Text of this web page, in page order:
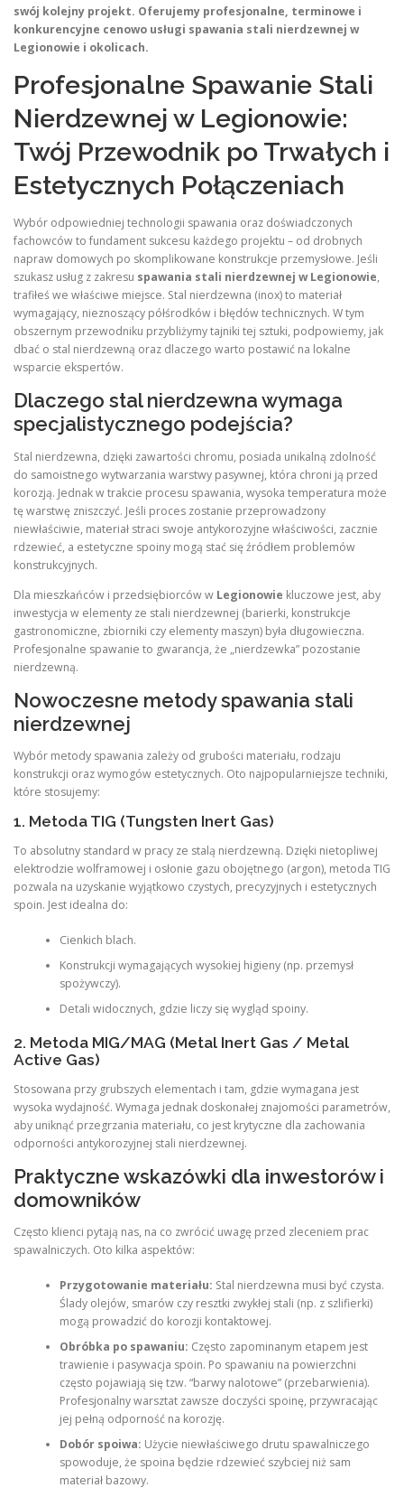
swój kolejny projekt. Oferujemy profesjonalne, terminowe i
konkurencyjne cenowo usługi spawania stali nierdzewnej w
Legionowie i okolicach.
Profesjonalne Spawanie Stali
Nierdzewnej w Legionowie:
Twój Przewodnik po Trwałych i
Estetycznych Połączeniach
Wybór odpowiedniej technologii spawania oraz doświadczonych
fachowców to fundament sukcesu każdego projektu – od drobnych
napraw domowych po skomplikowane konstrukcje przemysłowe. Jeśli
szukasz usług z zakresu spawania stali nierdzewnej w Legionowie,
trafiłeś we właściwe miejsce. Stal nierdzewna (inox) to materiał
wymagający, nieznoszący półśrodków i błędów technicznych. W tym
obszernym przewodniku przybliżymy tajniki tej sztuki, podpowiemy, jak
dbać o stal nierdzewną oraz dlaczego warto postawić na lokalne
wsparcie ekspertów.
Dlaczego stal nierdzewna wymaga
specjalistycznego podejścia?
Stal nierdzewna, dzięki zawartości chromu, posiada unikalną zdolność
do samoistnego wytwarzania warstwy pasywnej, która chroni ją przed
korozją. Jednak w trakcie procesu spawania, wysoka temperatura może
tę warstwę zniszczyć. Jeśli proces zostanie przeprowadzony
niewłaściwie, materiał straci swoje antykorozyjne właściwości, zacznie
rdzewieć, a estetyczne spoiny mogą stać się źródłem problemów
konstrukcyjnych.
Dla mieszkańców i przedsiębiorców w Legionowie kluczowe jest, aby
inwestycja w elementy ze stali nierdzewnej (barierki, konstrukcje
gastronomiczne, zbiorniki czy elementy maszyn) była długowieczna.
Profesjonalne spawanie to gwarancja, że „nierdzewka” pozostanie
nierdzewną.
Nowoczesne metody spawania stali
nierdzewnej
Wybór metody spawania zależy od grubości materiału, rodzaju
konstrukcji oraz wymogów estetycznych. Oto najpopularniejsze techniki,
które stosujemy:
1. Metoda TIG (Tungsten Inert Gas)
To absolutny standard w pracy ze stalą nierdzewną. Dzięki nietopliwej
elektrodzie wolframowej i osłonie gazu obojętnego (argon), metoda TIG
pozwala na uzyskanie wyjątkowo czystych, precyzyjnych i estetycznych
spoin. Jest idealna do:
Cienkich blach.
Konstrukcji wymagających wysokiej higieny (np. przemysł
spożywczy).
Detali widocznych, gdzie liczy się wygląd spoiny.
2. Metoda MIG/MAG (Metal Inert Gas / Metal
Active Gas)
Stosowana przy grubszych elementach i tam, gdzie wymagana jest
wysoka wydajność. Wymaga jednak doskonałej znajomości parametrów,
aby uniknąć przegrzania materiału, co jest krytyczne dla zachowania
odporności antykorozyjnej stali nierdzewnej.
Praktyczne wskazówki dla inwestorów i
domowników
Często klienci pytają nas, na co zwrócić uwagę przed zleceniem prac
spawalniczych. Oto kilka aspektów:
Przygotowanie materiału: Stal nierdzewna musi być czysta.
Ślady olejów, smarów czy resztki zwykłej stali (np. z szlifierki)
mogą prowadzić do korozji kontaktowej.
Obróbka po spawaniu: Często zapominanym etapem jest
trawienie i pasywacja spoin. Po spawaniu na powierzchni
często pojawiają się tzw. “barwy nalotowe” (przebarwienia).
Profesjonalny warsztat zawsze doczyści spoinę, przywracając
jej pełną odporność na korozję.
Dobór spoiwa: Użycie niewłaściwego drutu spawalniczego
spowoduje, że spoina będzie rdzewieć szybciej niż sam
materiał bazowy.